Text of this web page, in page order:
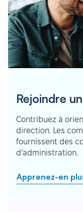
Rejoindre
Contribuez à
direction. Les
fournissent des
d’administration.
Apprenez-en